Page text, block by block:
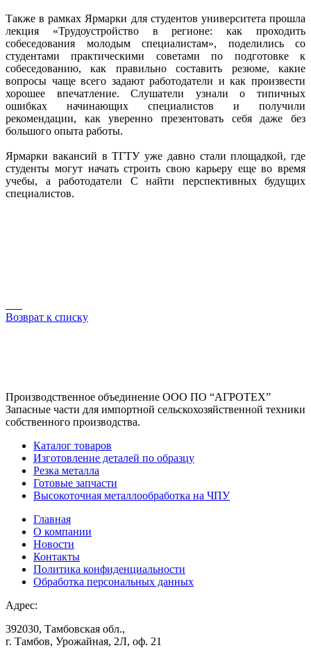
Также в рамках Ярмарки для студентов университета прошла
лекция «Трудоустройство в регионе: как проходить
собеседования молодым специалистам», поделились со
студентами практическими советами по подготовке к
собеседованию, как правильно составить резюме, какие
вопросы чаще всего задают работодатели и как произвести
хорошее впечатление. Слушатели узнали о типичных
ошибках начинающих специалистов и получили
рекомендации, как уверенно презентовать себя даже без
большого опыта работы.
Ярмарки вакансий в ТГТУ уже давно стали площадкой, где
студенты могут начать строить свою карьеру еще во время
учебы, а работодатели C найти перспективных будущих
специалистов.
Возврат к списку
Производственное объединение ООО ПО “АГРОТЕХ”
Запасные части для импортной сельскохозяйственной техники
собственного производства.
Каталог товаров
Изготовление деталей по образцу
Резка металла
Готовые запчасти
Высокоточная металлообработка на ЧПУ
Главная
О компании
Новости
Контакты
Политика конфиденциальности
Обработка персональных данных
Адрес:
392030, Тамбовская обл.,
г. Тамбов, Урожайная, 2Л, оф. 21